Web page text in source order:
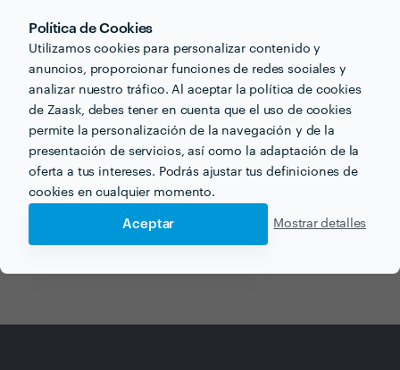
Política de Cookies
Utilizamos cookies para personalizar contenido y
anuncios, proporcionar funciones de redes sociales y
analizar nuestro tráfico. Al aceptar la política de cookies
de Zaask, debes tener en cuenta que el uso de cookies
permite la personalización de la navegación y de la
presentación de servicios, así como la adaptación de la
oferta a tus intereses. Podrás ajustar tus definiciones de
cookies en cualquier momento.
Aceptar Mostrar detalles
Recibe varias propuestas de profesionales como
Administradora en ventas
en pocas horas.
Otros servicios proporcionados por
ventas